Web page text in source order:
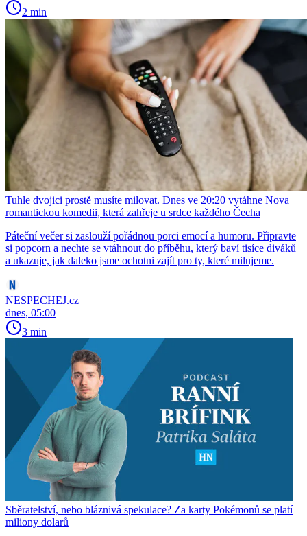
2 min
Tuhle dvojici prostě musíte milovat. Dnes ve 20:20 vytáhne Nova
romantickou komedii, která zahřeje u srdce každého Čecha
Páteční večer si zaslouží pořádnou porci emocí a humoru. Připravte
si popcorn a nechte se vtáhnout do příběhu, který baví tisíce diváků
a ukazuje, jak daleko jsme ochotni zajít pro ty, které milujeme.
NESPECHEJ.cz
dnes, 05:00
3 min
Sběratelství, nebo bláznivá spekulace? Za karty Pokémonů se platí
miliony dolarů